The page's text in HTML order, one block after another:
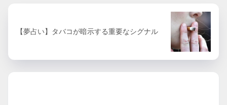
【夢占い】タバコが暗示する重要なシグナル